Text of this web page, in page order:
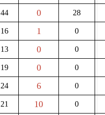
44 0 28
16 1 0
13 0 0
19 0 0
24 6 0
21 10 0